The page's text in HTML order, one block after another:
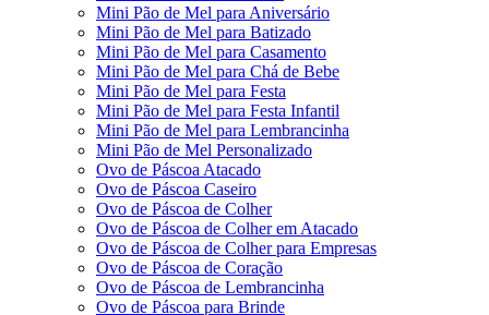
Mini Pão de Mel para Aniversário
Mini Pão de Mel para Batizado
Mini Pão de Mel para Casamento
Mini Pão de Mel para Chá de Bebe
Mini Pão de Mel para Festa
Mini Pão de Mel para Festa Infantil
Mini Pão de Mel para Lembrancinha
Mini Pão de Mel Personalizado
Ovo de Páscoa Atacado
Ovo de Páscoa Caseiro
Ovo de Páscoa de Colher
Ovo de Páscoa de Colher em Atacado
Ovo de Páscoa de Colher para Empresas
Ovo de Páscoa de Coração
Ovo de Páscoa de Lembrancinha
Ovo de Páscoa para Brinde